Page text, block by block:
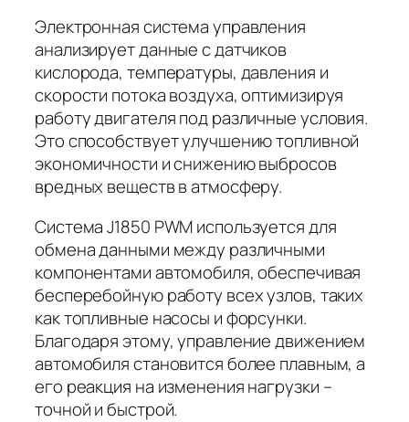
Электронная система управления
анализирует данные с датчиков
кислорода, температуры, давления и
скорости потока воздуха, оптимизируя
работу двигателя под различные условия.
Это способствует улучшению топливной
экономичности и снижению выбросов
вредных веществ в атмосферу.
Система J1850 PWM используется для
обмена данными между различными
компонентами автомобиля, обеспечивая
бесперебойную работу всех узлов, таких
как топливные насосы и форсунки.
Благодаря этому, управление движением
автомобиля становится более плавным, а
его реакция на изменения нагрузки –
точной и быстрой.